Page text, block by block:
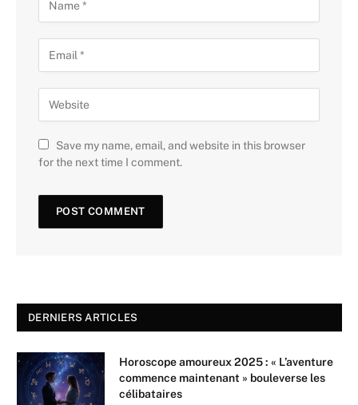
Save my name, email, and website in this browser
for the next time I comment.
DERNIERS ARTICLES
Horoscope amoureux 2025 : « L’aventure
commence maintenant » bouleverse les
célibataires